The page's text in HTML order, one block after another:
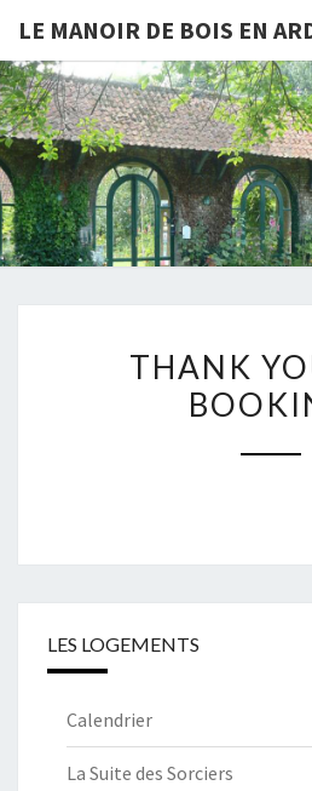
LE MANOIR DE BOIS EN
Et
À
YOU
FOR
THANK
LES LOGEMENTS
Calendrier
La Suite des Sorciers